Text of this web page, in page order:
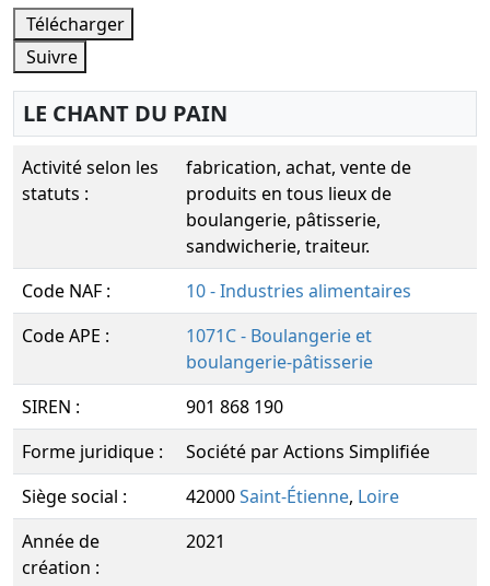
Télécharger
Suivre
LE CHANT DU PAIN
Activité selon les
statuts :
fabrication, achat, vente de
produits en tous lieux de
boulangerie, pâtisserie,
sandwicherie, traiteur.
Code NAF :
10 - Industries alimentaires
Code APE :
1071C - Boulangerie et
boulangerie-pâtisserie
SIREN :
901 868 190
Forme juridique :
Société par Actions Simplifiée
Siège social :
42000Saint-Étienne, Loire
Année de
création :
2021